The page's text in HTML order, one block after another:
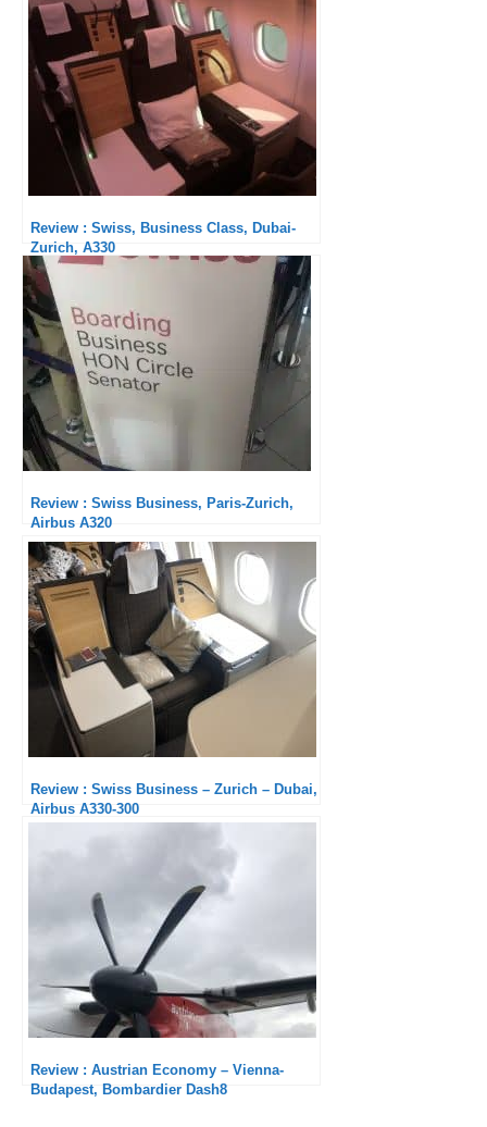
Review : Swiss, Business Class, Dubai-
Zurich, A330
Review : Swiss Business, Paris-Zurich,
Airbus A320
Review : Swiss Business – Zurich – Dubai,
Airbus A330-300
Review : Austrian Economy – Vienna-
Budapest, Bombardier Dash8